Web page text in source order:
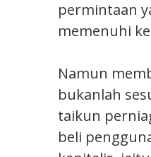
permintaan
memenuhi
Namun
bukanlah
taikun
beli